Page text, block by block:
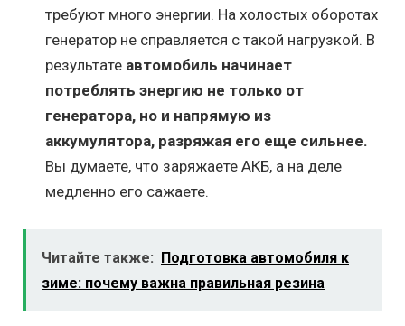
требуют много энергии. На холостых оборотах
генератор не справляется с такой нагрузкой. В
результате автомобиль начинает
потреблять энергию не только от
генератора, но и напрямую из
аккумулятора, разряжая его еще сильнее.
Вы думаете, что заряжаете АКБ, а на деле
медленно его сажаете.
Читайте также:
Подготовка автомобиля к
зиме: почему важна правильная резина